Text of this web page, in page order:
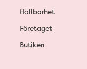
Hållbarhet
Företaget
Butiken